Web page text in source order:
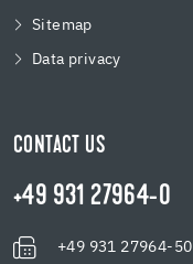
Sitemap
Data privacy
CONTACT US
+49 931 27964-0
+49 931 27964-50